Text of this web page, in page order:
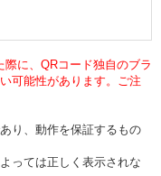
に、QRコード独自のブラ
可能性があります。ご注
り、動作を保証するもの
っては正しく表示されな